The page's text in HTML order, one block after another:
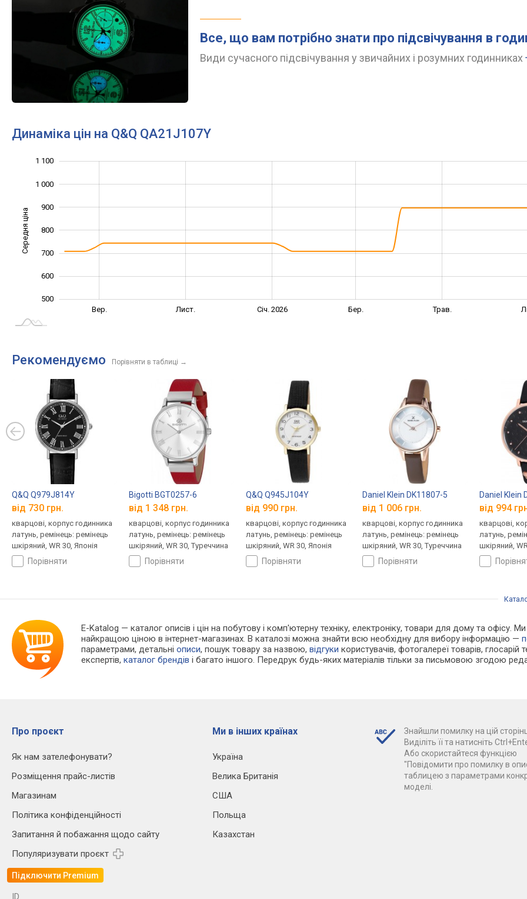
Все, що вам потрібно знати про підсвічування в
Види сучасного підсвічування у звичайних і розумних годинниках
Динаміка цін на Q&Q QA21J107Y
Середня ціна 1 000
500
600
700
800
900
1 000
1 100
Вер. Лист. Січ. 2026 Бер. Трав.
Рекомендуємо Порівняти в таблиці →
Q&Q Q979J814Y
від 730 грн.
кварцові, корпус годинника
латунь, ремінець: ремінець
шкіряний, WR 30, Японія
порівняти
Bigotti BGT0257-6
від 1 348 грн.
кварцові, корпус годинника
латунь, ремінець: ремінець
шкіряний, WR 30, Туреччина
порівняти
Q&Q Q945J104Y
від 990 грн.
кварцові, корпус годинника
латунь, ремінець: ремінець
шкіряний, WR 30, Японія
порівняти
Daniel Klein DK11807-5
від 1 006 грн.
кварцові, корпус годинника
латунь, ремінець: ремінець
шкіряний, WR 30, Туреччина
порівняти
Daniel Klein
від 994
кварцові,
латунь,
шкіряний,
E-Katalog — каталог описів і цін на побутову і комп'ютерну техніку, електроніку, товари для дому та офісу.
найкращою ціною в інтернет-магазинах. В каталозі можна знайти всю необхідну для вибору інформацію —
параметрами, детальніописи, пошук товару за назвою,відгуки користувачів, фотогалереї товарів, глосарій
експертів,каталог брендів і багато іншого. Передрук будь-яких матеріалів тільки за письмовою згодою
Про проєкт
Як нам зателефонувати?
Розміщення прайс-листів
Магазинам
Політика конфіденційності
Запитання й побажання щодо сайту
Популяризувати проєкт
Підключити Premium
Ми в інших країнах
Україна
Велика Британія
США
Польща
Казахстан
Знайшли помилку на цій
Виділіть її та натисніть
Або скористайтеся функцією
"Повідомити про помилку в
таблицею з параметрами
моделі.